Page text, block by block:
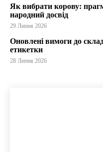
Як вибрати корову:
народний досвід
29 Липня 2026
Оновлені вимоги до
етикетки
28 Липня 2026